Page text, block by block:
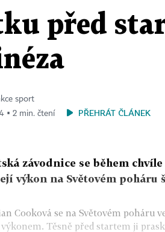
před
sport
▪ 2 min. čtení
PŘEHRÁT ČLÁNEK
závodnice se během
výkon na Světovém
Cooková se na Světovém poháru
Těsně před startem ji